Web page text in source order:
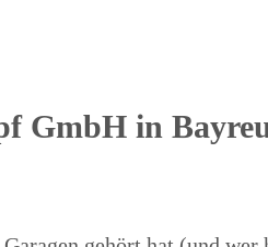
GmbH in